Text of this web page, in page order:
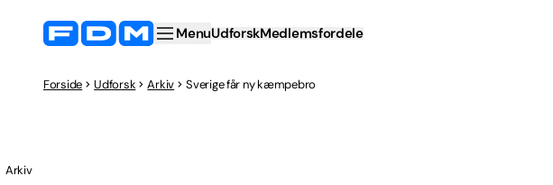
MenuUdforskMedlemsfordele
Forside Udforsk Arkiv Sverige får ny kæmpebro
Arkiv